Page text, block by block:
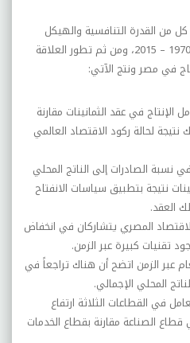
من القدرة التنافسية والهيكل
الإنتاجي ف يمصر في الفترة من 1970 – 2015، ومن ثم تطور العلاقة
في مصر ونتج الآتي:
الإنتاج في عقد الثمانينات مقارنة
لحالة ركود الاقتصاد العالمي
نسبة الصادرات إلى الناتج المحلي
نتيجة بتطبيق سياسات الانفتاح
العقد.
المصري يتشاركان في انخفاض
تقنيات كبيرة عبر الزمن.
عبر الزمن اتضح أن هناك تراجعاً في
المحلي الإجمالي.
في القطاعات الثلاثة ارتفاع
الصناعة مقارنة بقطاع الخدمات